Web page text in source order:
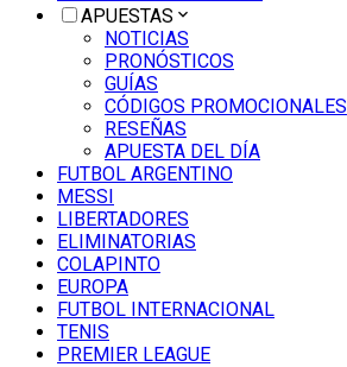
APUESTAS
NOTICIAS
PRONÓSTICOS
GUÍAS
CÓDIGOS PROMOCIONALES
RESEÑAS
APUESTA DEL DÍA
FUTBOL ARGENTINO
MESSI
LIBERTADORES
ELIMINATORIAS
COLAPINTO
EUROPA
FUTBOL INTERNACIONAL
TENIS
PREMIER LEAGUE